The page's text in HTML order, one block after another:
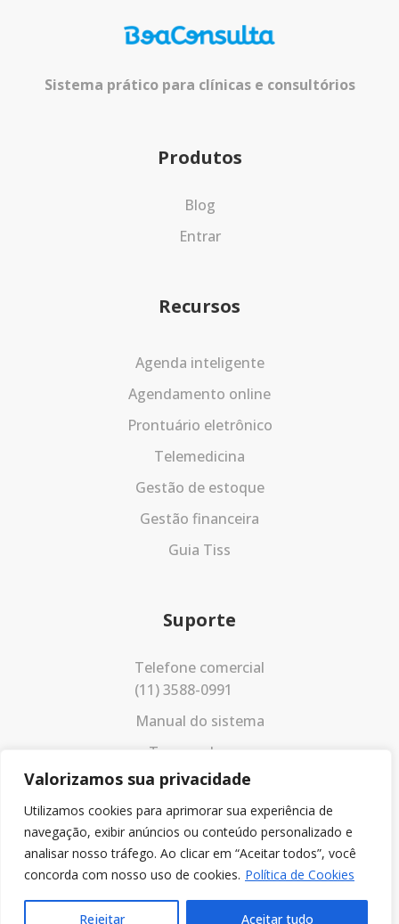
Valorizamos sua privacidade
Utilizamos cookies para aprimorar sua experiência de
navegação, exibir anúncios ou conteúdo personalizado e
analisar nosso tráfego. Ao clicar em “Aceitar todos”, você
concorda com nosso uso de cookies. Política de Cookies
Rejeitar Aceitar tudo
Sistema prático para clínicas e consultórios
Produtos
Blog
Entrar
Recursos
Agenda inteligente
Agendamento online
Prontuário eletrônico
Telemedicina
Gestão de estoque
Gestão financeira
Guia Tiss
Suporte
Telefone comercial
(11) 3588-0991
Manual do sistema
Termos de uso
Política de privacidade